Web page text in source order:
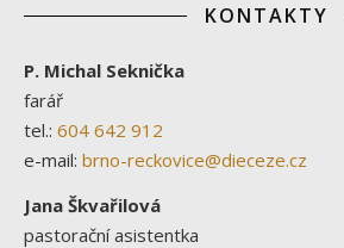
KONTAKTY
P. Michal Seknička
farář
tel.: 604 642 912
e-mail: brno-reckovice@dieceze.cz
Jana Škvařilová
pastorační asistentka